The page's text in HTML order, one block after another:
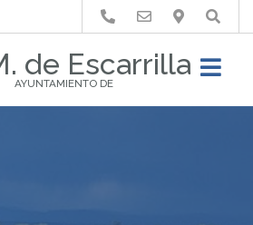
de Escarrilla
AYUNTAMIENTO DE
Buscar